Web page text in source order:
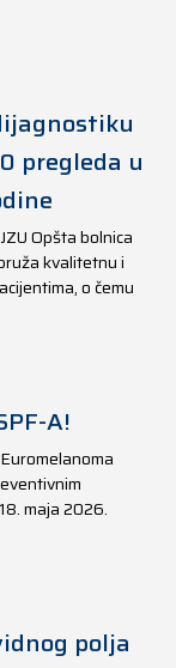
pregleda u
Opšta bolnica
kvalitetnu i
o čemu
od 1. januara
A!
maja 2026.
Gore, kako u
ustanovama.
polja